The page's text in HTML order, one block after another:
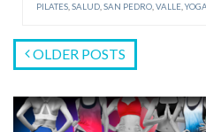
PILATES SALUD SAN PEDRO VALLE ,YOGA
OLDER POSTS